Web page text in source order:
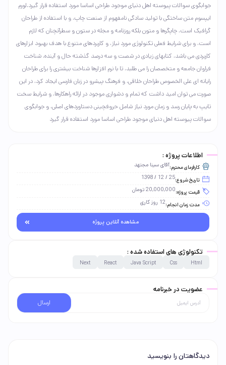
جوابگوی سوالات پیوسته اهل دنیای موجود طراحی اساسا مورد استفاده قرار گیرد.لورم
ایپسوم متن ساختگی با تولید سادگی نامفهوم از صنعت چاپ، و با استفاده از طراحان
گرافیک است، چاپگرها و متون بلکه روزنامه و مجله در ستون و سطرآنچنان که لازم
است، و برای شرایط فعلی تکنولوژی مورد نیاز، و کاربردهای متنوع با هدف بهبود ابزارهای
کاربردی می باشد، کتابهای زیادی در شصت و سه درصد گذشته حال و آینده، شناخت
فراوان جامعه و متخصصان را می طلبد، تا با نرم افزارها شناخت بیشتری را برای طراحان
رایانه ای علی الخصوص طراحان خلاقی، و فرهنگ پیشرو در زبان فارسی ایجاد کرد، در این
صورت می توان امید داشت که تمام و دشواری موجود در ارائه راهکارها، و شرایط سخت
تایپ به پایان رسد و زمان مورد نیاز شامل حروفچینی دستاوردهای اصلی، و جوابگوی
سوالات پیوسته اهل دنیای موجود طراحی اساسا مورد استفاده قرار گیرد
اطلاعات پروژه :
کارفرمای محترم:آقای سینا مجتهد
تاریخ شروع:25 / 12 / 1398
قیمت پروژه:20,000,000 تومان
مدت زمان انجام:12 روز کاری
مشاهده آنلاین پروژه
تکنولوژی های استفاده شده :
Html
Css
Java Script
React
Next
عضویت در خبرنامه
ارسال
دیدگاهتان را بنویسید